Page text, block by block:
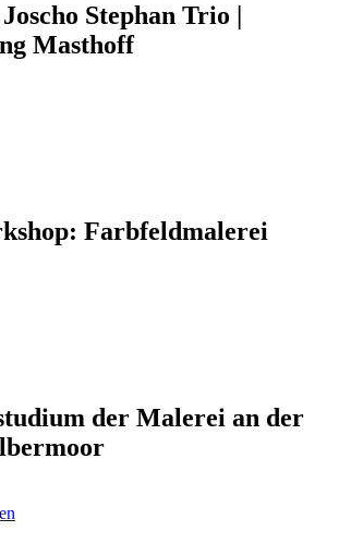
Stephan Trio |
Masthoff
Farbfeldmalerei
der Malerei an der